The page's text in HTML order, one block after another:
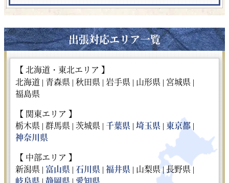
出張対応エリア一覧
【 北海道・東北エリア 】
北海道 | 青森県 | 秋田県 | 岩手県 | 山形県 | 宮城県 |
福島県
【 関東エリア 】
栃木県 | 群馬県 | 茨城県 | 千葉県 | 埼玉県 | 東京都|
神奈川県
【 中部エリア 】
新潟県 | 富山県 | 石川県 | 福井県 | 山梨県 |長野県 |